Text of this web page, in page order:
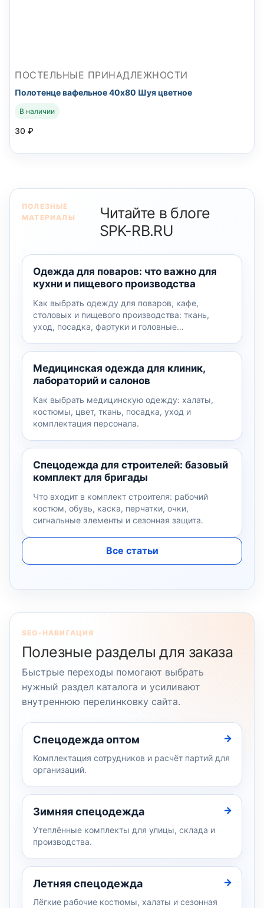
ПОСТЕЛЬНЫЕ ПРИНАДЛЕЖНОСТИ
Полотенце вафельное 40х80 Шуя цветное
В наличии
30 ₽
ПОЛЕЗНЫЕ
МАТЕРИАЛЫ
Читайте в блоге
SPK-RB.RU
Одежда для поваров: что важно для
кухни и пищевого производства
Как выбрать одежду для поваров, кафе,
столовых и пищевого производства: ткань,
уход, посадка, фартуки и головные…
Медицинская одежда для клиник,
лабораторий и салонов
Как выбрать медицинскую одежду: халаты,
костюмы, цвет, ткань, посадка, уход и
комплектация персонала.
Спецодежда для строителей: базовый
комплект для бригады
Что входит в комплект строителя: рабочий
костюм, обувь, каска, перчатки, очки,
сигнальные элементы и сезонная защита.
Все статьи
SEO-НАВИГАЦИЯ
Полезные разделы для заказа
Быстрые переходы помогают выбрать
нужный раздел каталога и усиливают
внутреннюю перелинковку сайта.
Спецодежда оптом
Комплектация сотрудников и расчёт партий для
организаций.
Зимняя спецодежда
Утеплённые комплекты для улицы, склада и
производства.
Летняя спецодежда
Лёгкие рабочие костюмы, халаты и сезонная